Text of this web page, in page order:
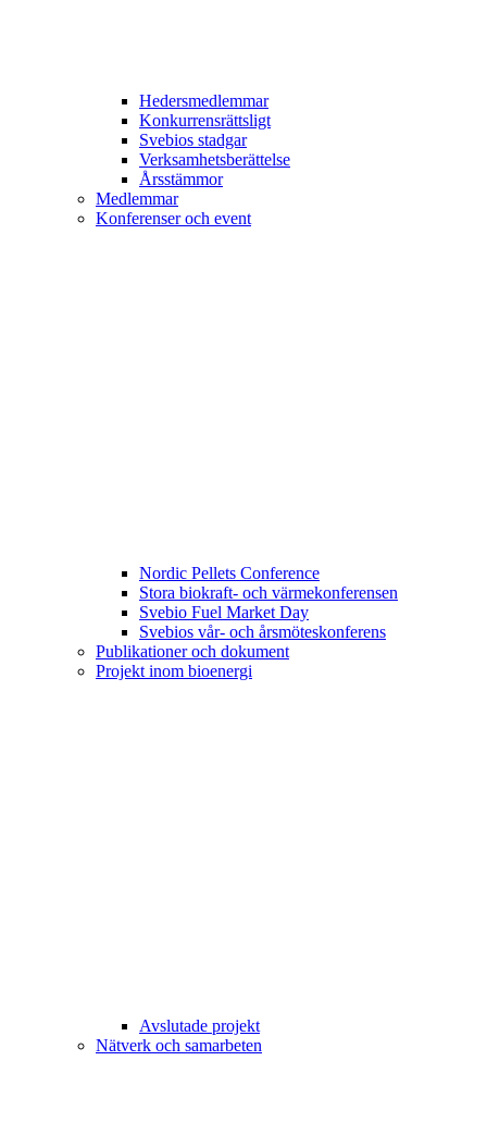
Hedersmedlemmar
Konkurrensrättsligt
Svebios stadgar
Verksamhetsberättelse
Årsstämmor
Medlemmar
Konferenser och event
Nordic Pellets Conference
Stora biokraft- och värmekonferensen
Svebio Fuel Market Day
Svebios vår- och årsmöteskonferens
Publikationer och dokument
Projekt inom bioenergi
Avslutade projekt
Nätverk och samarbeten